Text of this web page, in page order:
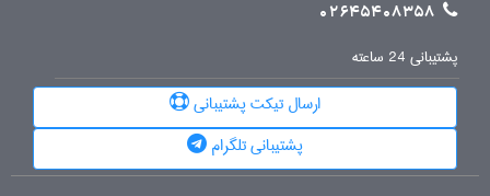
02645408358
پشتیبانی 24 ساعته
ارسال تیکت پشتیبانی
پشتیبانی تلگرام